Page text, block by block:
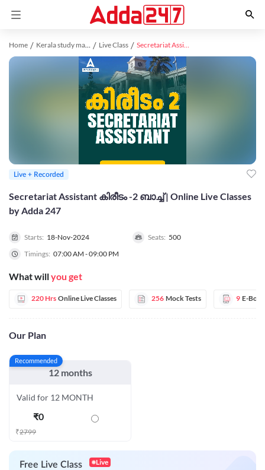
Home Kerala study material Live Class Secretariat Assistant കിരീടം -2 ബാച്ച് | Online Live Classes by Adda 247
Secretariat Assistant കിരീടം -2 ബാച്ച് | Online Live Classes
by Adda 247
Starts: 18-Nov-2024 Seats: 500
Timings: 07:00 AM - 09:00 PM
What willyou get
220 Hrs Online Live Classes 256 Mock Tests 9 E-
Our Plan
Recommended
12 months
Valid for 12 MONTH
₹0
₹2799
Free Live Class Live
Live + Recorded